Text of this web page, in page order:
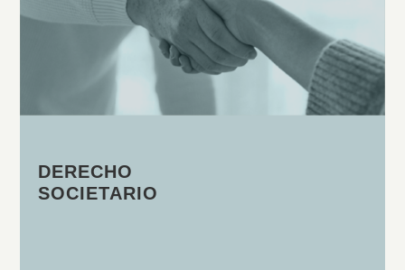
DERECHO
SOCIETARIO